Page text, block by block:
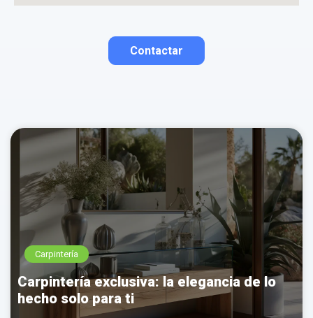
Contactar
Contactar por
Whatsapp
Carpintería
Carpintería exclusiva: la elegancia de lo
hecho solo para ti